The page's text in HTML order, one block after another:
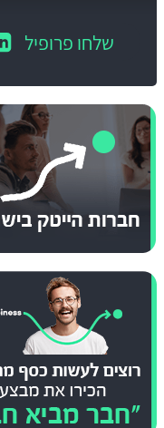
שלחו פרופיל